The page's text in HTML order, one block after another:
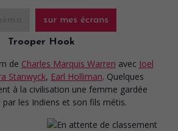
sur mes écrans
Trooper Hook
de Charles Marquis Warren avec Joel
Stanwyck, Earl Holliman. Quelques
à la civilisation une femme gardée
par les Indiens et son fils métis.